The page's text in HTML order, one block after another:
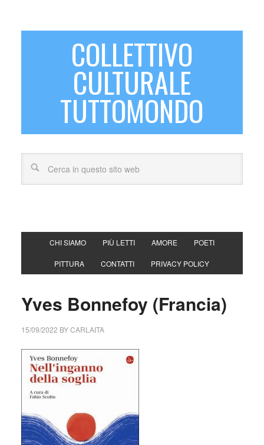
COLLETTIVO
CULTURALE
TUTTOMONDO
CHI SIAMO PIÙ LETTI AMORE POETI
PITTURA CONTATTI PRIVACY POLICY
Yves Bonnefoy (Francia)
15/09/2022 BYCARLAITA